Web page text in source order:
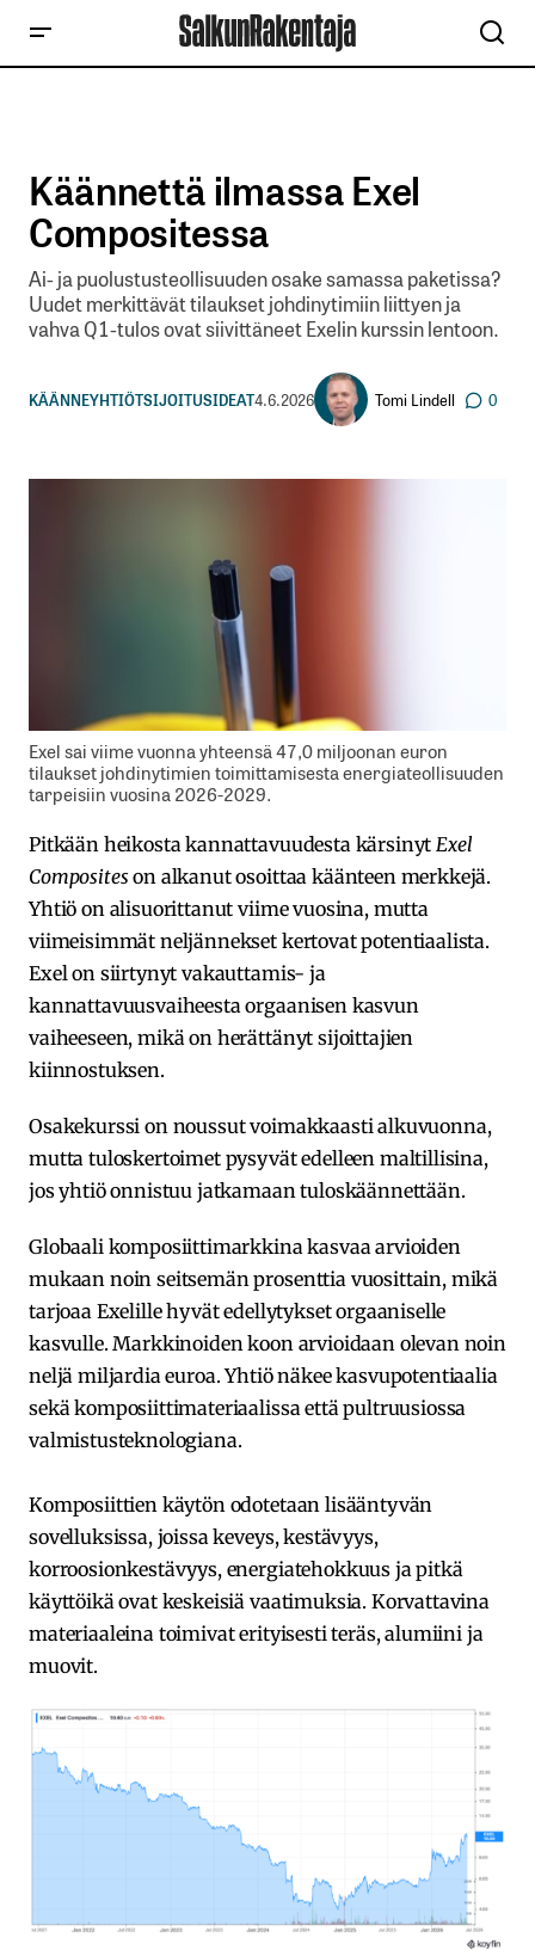
Käännettä ilmassa Exel
Compositessa
Ai- ja puolustusteollisuuden osake samassa paketissa?
Uudet merkittävät tilaukset johdinytimiin liittyen ja
vahva Q1-tulos ovat siivittäneet Exelin kurssin lentoon.
KÄÄNNEYHTIÖTSIJOITUSIDEAT4.6.2026 Tomi Lindell 0
Exel sai viime vuonna yhteensä 47,0 miljoonan euron
tilaukset johdinytimien toimittamisesta energiateollisuuden
tarpeisiin vuosina 2026-2029.
Pitkään heikosta kannattavuudesta kärsinyt Exel
Compositeson alkanut osoittaa käänteen merkkejä.
Yhtiö on alisuorittanut viime vuosina, mutta
viimeisimmät neljännekset kertovat potentiaalista.
Exel on siirtynyt vakauttamis- ja
kannattavuusvaiheesta orgaanisen kasvun
vaiheeseen, mikä on herättänyt sijoittajien
kiinnostuksen.
Osakekurssi on noussut voimakkaasti alkuvuonna,
mutta tuloskertoimet pysyvät edelleen maltillisina,
jos yhtiö onnistuu jatkamaan tuloskäännettään.
Globaali komposiittimarkkina kasvaa arvioiden
mukaan noin seitsemän prosenttia vuosittain, mikä
tarjoaa Exelille hyvät edellytykset orgaaniselle
kasvulle. Markkinoiden koon arvioidaan olevan noin
neljä miljardia euroa. Yhtiö näkee kasvupotentiaalia
sekä komposiittimateriaalissa että pultruusiossa
valmistusteknologiana.
Komposiittien käytön odotetaan lisääntyvän
sovelluksissa, joissa keveys, kestävyys,
korroosionkestävyys, energiatehokkuus ja pitkä
käyttöikä ovat keskeisiä vaatimuksia. Korvattavina
materiaaleina toimivat erityisesti teräs, alumiini ja
muovit.